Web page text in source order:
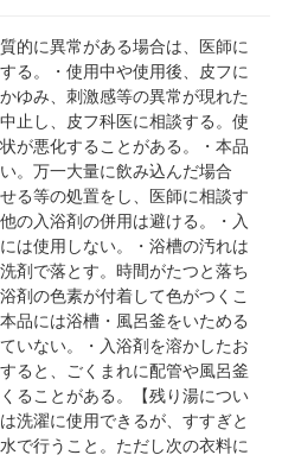
的に異常がある場合は、医師に
る。・使用中や使用後、皮フに
ゆみ、刺激感等の異常が現れた
止し、皮フ科医に相談する。使
が悪化することがある。・本品
。万一大量に飲み込んだ場合
る等の処置をし、医師に相談す
の入浴剤の併用は避ける。・入
は使用しない。・浴槽の汚れは
剤で落とす。時間がたつと落ち
剤の色素が付着して色がつくこ
品には浴槽・風呂釜をいためる
いない。・入浴剤を溶かしたお
ると、ごくまれに配管や風呂釜
ることがある。【残り湯につい
洗濯に使用できるが、すすぎと
で行うこと。ただし次の衣料に